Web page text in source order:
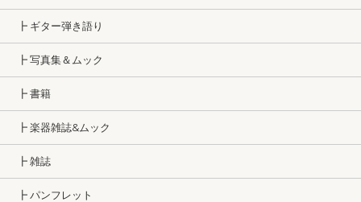
┣ ギター弾き語り
┣ 写真集＆ムック
┣ 書籍
┣ 楽器雑誌&ムック
┣ 雑誌
┣ パンフレット